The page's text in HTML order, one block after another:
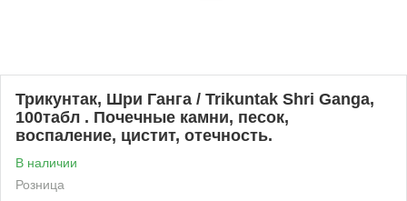
Трикунтак, Шри Ганга / Trikuntak Shri Ganga,
100табл . Почечные камни, песок,
воспаление, цистит, отечность.
В наличии
Розница